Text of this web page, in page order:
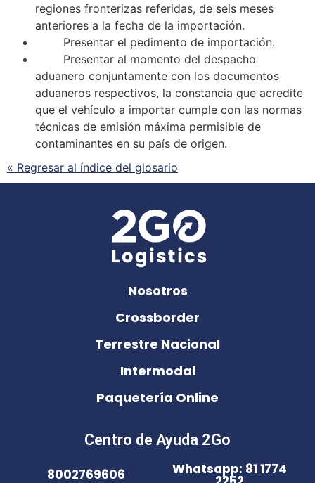
regiones fronterizas referidas, de seis meses
anteriores a la fecha de la importación.
Presentar el pedimento de importación.
Presentar al momento del despacho
aduanero conjuntamente con los documentos
aduaneros respectivos, la constancia que acredite
que el vehículo a importar cumple con las normas
técnicas de emisión máxima permisible de
contaminantes en su país de origen.
« Regresar al índice del glosario
Nosotros
Crossborder
Terrestre Nacional
Intermodal
Paquetería Online
Centro de Ayuda 2Go
8002769606 Whatsapp: 81 1774